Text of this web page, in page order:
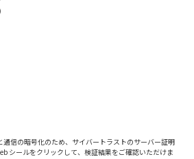
信の暗号化のため、サイバートラストのサーバー証明
シールをクリックして、検証結果をご確認いただけま